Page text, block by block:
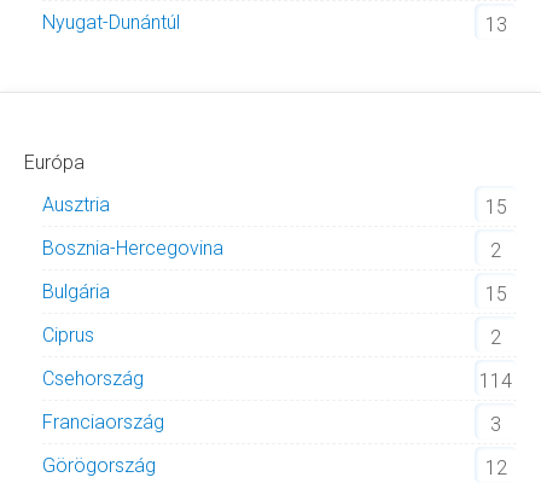
Nyugat-Dunántúl
13
Európa
Ausztria
15
Bosznia-Hercegovina
2
Bulgária
15
Ciprus
2
Csehország
114
Franciaország
3
Görögország
12